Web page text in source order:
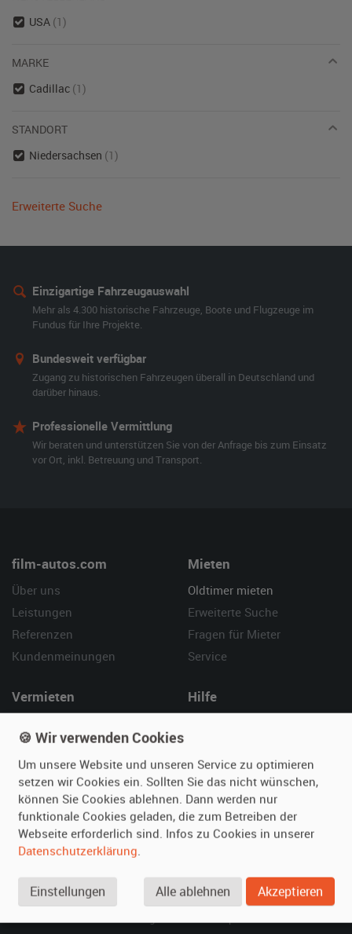
USA (1)
MARKE
Cadillac (1)
STANDORT
Niedersachsen (1)
Erweiterte Suche
Einzigartige Fahrzeugauswahl
Mehr als 4.300 historische Fahrzeuge, Boote und Flugzeuge im
Fundus für Ihre Projekte.
Bundesweit verfügbar
Zugang zu historischen Fahrzeugen überall in Deutschland und
darüber hinaus.
Professionelle Vermittlung
Wir beraten und unterstützen Sie von der Anfrage bis zum Einsatz
vor Ort, inkl. Betreuung und Transport.
film-autos.com
Über uns
Leistungen
Referenzen
Kundenmeinungen
Mieten
Oldtimer mieten
Erweiterte Suche
Fragen für Mieter
Service
Vermieten
Fotos senden
Fragen für Vermieter
Inserat verwalten
Hilfe
Kontakt
SPECIAL
Berühmte Filmautos –
🍪 Wir verwenden Cookies
Um unsere Website und unseren Service zu optimieren
setzen wir Cookies ein. Sollten Sie das nicht wünschen,
können Sie Cookies ablehnen. Dann werden nur
funktionale Cookies geladen, die zum Betreiben der
Webseite erforderlich sind. Infos zu Cookies in unserer
Datenschutzerklärung.
Einstellungen Alle ablehnen Akzeptieren